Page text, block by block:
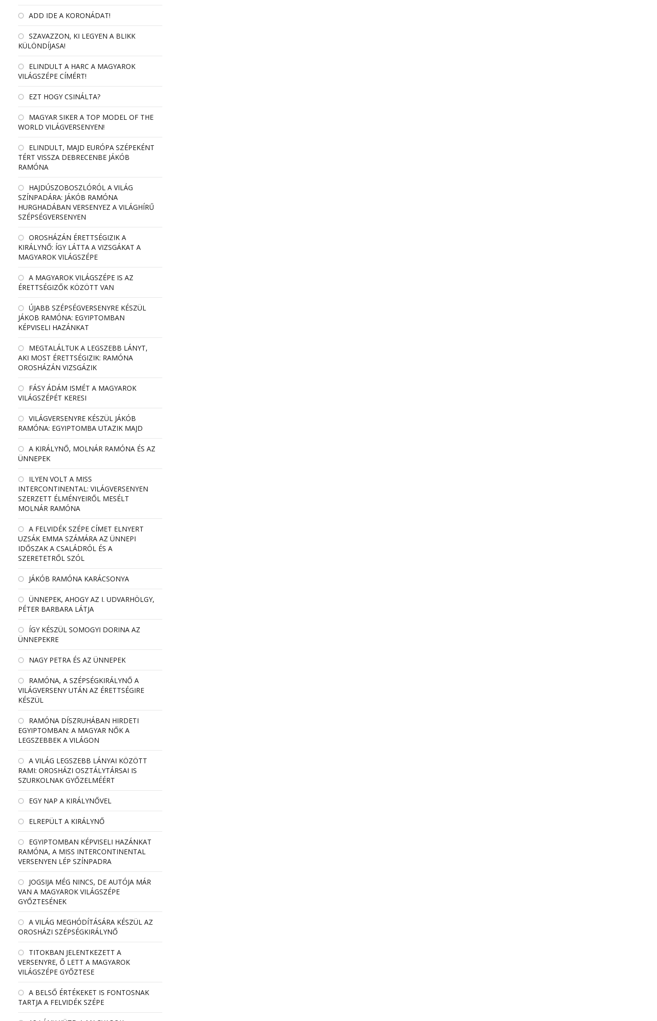
ADD IDE A KORONÁDAT!
SZAVAZZON, KI LEGYEN A BLIKK
KÜLÖNDÍJASA!
ELINDULT A HARC A MAGYAROK
VILÁGSZÉPE CÍMÉRT!
EZT HOGY CSINÁLTA?
MAGYAR SIKER A TOP MODEL OF THE
WORLD VILÁGVERSENYEN!
ELINDULT, MAJD EURÓPA SZÉPEKÉNT
TÉRT VISSZA DEBRECENBE JÁKÓB
RAMÓNA
HAJDÚSZOBOSZLÓRÓL A VILÁG
SZÍNPADÁRA: JÁKÓB RAMÓNA
HURGHADÁBAN VERSENYEZ A VILÁGHÍRŰ
SZÉPSÉGVERSENYEN
OROSHÁZÁN ÉRETTSÉGIZIK A
KIRÁLYNŐ: ÍGY LÁTTA A VIZSGÁKAT A
MAGYAROK VILÁGSZÉPE
A MAGYAROK VILÁGSZÉPE IS AZ
ÉRETTSÉGIZŐK KÖZÖTT VAN
ÚJABB SZÉPSÉGVERSENYRE KÉSZÜL
JÁKOB RAMÓNA: EGYIPTOMBAN
KÉPVISELI HAZÁNKAT
MEGTALÁLTUK A LEGSZEBB LÁNYT,
AKI MOST ÉRETTSÉGIZIK: RAMÓNA
OROSHÁZÁN VIZSGÁZIK
FÁSY ÁDÁM ISMÉT A MAGYAROK
VILÁGSZÉPÉT KERESI
VILÁGVERSENYRE KÉSZÜL JÁKÓB
RAMÓNA: EGYIPTOMBA UTAZIK MAJD
A KIRÁLYNŐ, MOLNÁR RAMÓNA ÉS AZ
ÜNNEPEK
ILYEN VOLT A MISS
INTERCONTINENTAL: VILÁGVERSENYEN
SZERZETT ÉLMÉNYEIRŐL MESÉLT
MOLNÁR RAMÓNA
A FELVIDÉK SZÉPE CÍMET ELNYERT
UZSÁK EMMA SZÁMÁRA AZ ÜNNEPI
IDŐSZAK A CSALÁDRÓL ÉS A
SZERETETRŐL SZÓL
JÁKÓB RAMÓNA KARÁCSONYA
ÜNNEPEK, AHOGY AZ I. UDVARHÖLGY,
PÉTER BARBARA LÁTJA
ÍGY KÉSZÜL SOMOGYI DORINA AZ
ÜNNEPEKRE
NAGY PETRA ÉS AZ ÜNNEPEK
RAMÓNA, A SZÉPSÉGKIRÁLYNŐ A
VILÁGVERSENY UTÁN AZ ÉRETTSÉGIRE
KÉSZÜL
RAMÓNA DÍSZRUHÁBAN HIRDETI
EGYIPTOMBAN: A MAGYAR NŐK A
LEGSZEBBEK A VILÁGON
A VILÁG LEGSZEBB LÁNYAI KÖZÖTT
RAMI: OROSHÁZI OSZTÁLYTÁRSAI IS
SZURKOLNAK GYŐZELMÉÉRT
EGY NAP A KIRÁLYNŐVEL
ELREPÜLT A KIRÁLYNŐ
EGYIPTOMBAN KÉPVISELI HAZÁNKAT
RAMÓNA, A MISS INTERCONTINENTAL
VERSENYEN LÉP SZÍNPADRA
JOGSIJA MÉG NINCS, DE AUTÓJA MÁR
VAN A MAGYAROK VILÁGSZÉPE
GYŐZTESÉNEK
A VILÁG MEGHÓDÍTÁSÁRA KÉSZÜL AZ
OROSHÁZI SZÉPSÉGKIRÁLYNŐ
TITOKBAN JELENTKEZETT A
VERSENYRE, Ő LETT A MAGYAROK
VILÁGSZÉPE GYŐZTESE
A BELSŐ ÉRTÉKEKET IS FONTOSNAK
TARTJA A FELVIDÉK SZÉPE